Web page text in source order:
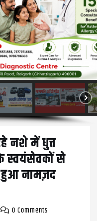
नशे में धुत्त
स्वयंसेवकों से
हुआ नामज़द
0 Comments